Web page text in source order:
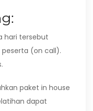
hari tersebut
(on call).
paket in house
dapat